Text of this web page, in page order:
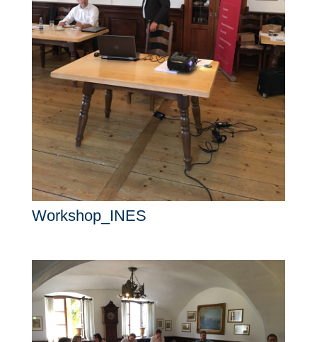
Workshop_INES